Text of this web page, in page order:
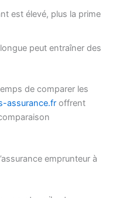
est élevé, plus la prime
peut entraîner des
de comparer les
assurance.fr offrent
emprunteur à